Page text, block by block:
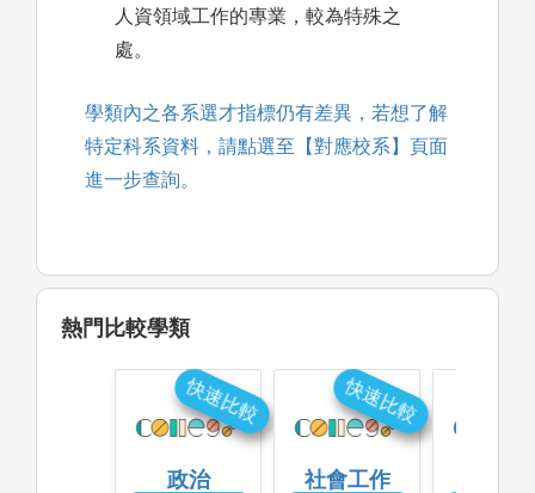
人資領域工作的專業，較為特殊之
處。
學類內之各系選才指標仍有差異，若想了解
特定科系資料，請點選至【對應校系】頁面
進一步查詢。
熱門比較學類
政治
快速比較
社會工作
快速比較